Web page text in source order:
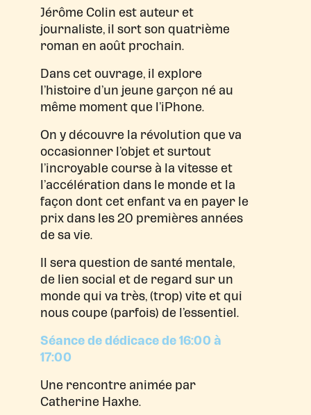
Jérôme Colin est auteur et
journaliste, il sort son quatrième
roman en août prochain.
Dans cet ouvrage, il explore
l’histoire d’un jeune garçon né au
même moment que l’iPhone.
On y découvre la révolution que va
occasionner l’objet et surtout
l’incroyable course à la vitesse et
l’accélération dans le monde et la
façon dont cet enfant va en payer le
prix dans les 20 premières années
de sa vie.
Il sera question de santé mentale,
de lien social et de regard sur un
monde qui va très, (trop) vite et qui
nous coupe (parfois) de l’essentiel.
Séance de dédicace de 16:00 à
17:00
Une rencontre animée par
Catherine Haxhe.